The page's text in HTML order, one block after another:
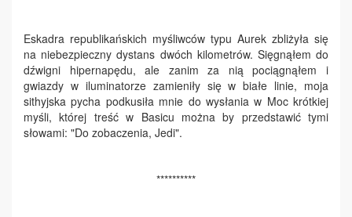
Eskadra republikańskich myśliwców typu Aurek zbliżyła się
na niebezpieczny dystans dwóch kilometrów. Sięgnąłem do
dźwigni hipernapędu, ale zanim za nią pociągnąłem i
gwiazdy w iluminatorze zamieniły się w białe linie, moja
sithyjska pycha podkusiła mnie do wysłania w Moc krótkiej
myśli, której treść w Basicu można by przedstawić tymi
słowami: "Do zobaczenia, Jedi".
**********